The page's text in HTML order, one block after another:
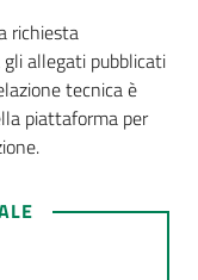
richiesta
allegati pubblicati
tecnica è
piattaforma per